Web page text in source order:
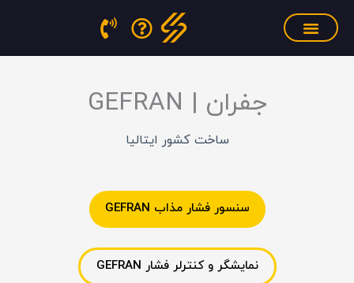
رفتن
جفران | GEFRAN
ساخت کشور ایتالیا
سنسور فشار مذاب GEFRAN
نمایشگر و کنترلر فشار GEFRAN